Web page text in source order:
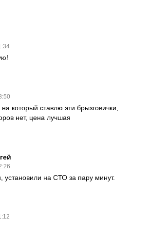
который ставлю эти брызговички,
нет, цена лучшая
установили на СТО за пару минут.